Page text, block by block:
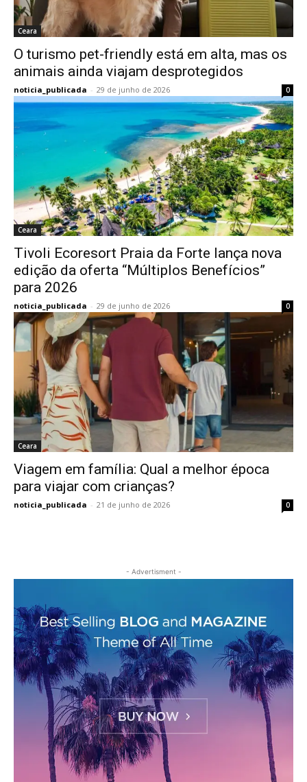
Ceara
O turismo pet-friendly está em alta, mas os
animais ainda viajam desprotegidos
noticia_publicada - 29 de junho de 2026 0
Ceara
Tivoli Ecoresort Praia da Forte lança nova
edição da oferta “Múltiplos Benefícios”
para 2026
noticia_publicada - 29 de junho de 2026 0
Ceara
Viagem em família: Qual a melhor época
para viajar com crianças?
noticia_publicada - 21 de junho de 2026 0
- Advertisment -